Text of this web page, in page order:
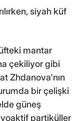
siyah küf
mantar
çekiliyor gibi
Zhdanova'nın
bir çelişki
güneş
partiküller